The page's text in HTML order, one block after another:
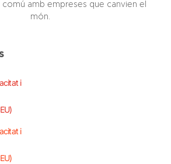
amb empreses que canvien el
món.
i
i